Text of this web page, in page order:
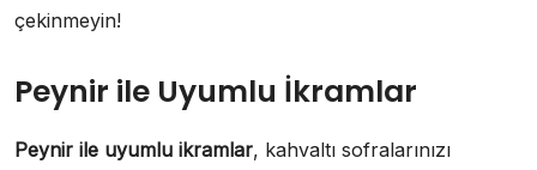
çekinmeyin!
Peynir ile Uyumlu İkramlar
Peynir ile uyumlu ikramlar, kahvaltı sofralarınızı